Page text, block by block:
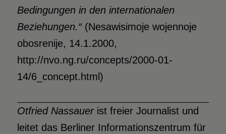
Bedingungen in den internationalen
Beziehungen.“(Nesawisimoje wojennoje
obosrenije, 14.1.2000,
http://nvo.ng.ru/concepts/2000-01-
14/6_concept.html)
Otfried Nassauerist freier Journalist und
leitet das Berliner Informationszentrum für